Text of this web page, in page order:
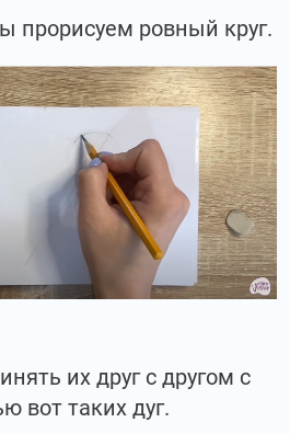
прорисуем ровный круг.
их друг с другом с
вот таких дуг.